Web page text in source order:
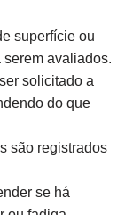
superfície ou
avaliados.
solicitado a
do que
são registrados
se há